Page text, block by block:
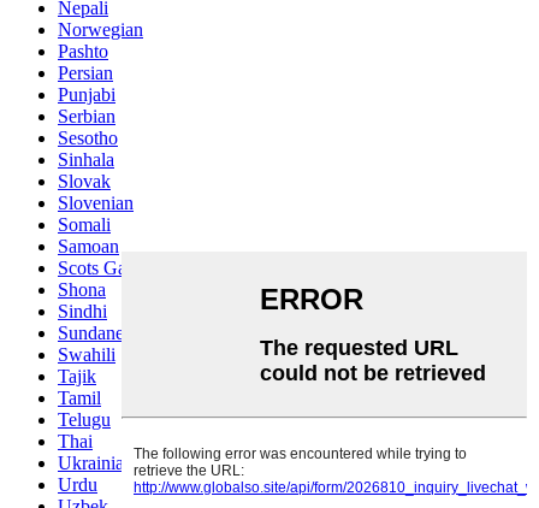
Nepali
Norwegian
Pashto
Persian
Punjabi
Serbian
Sesotho
Sinhala
Slovak
Slovenian
Somali
Samoan
Scots Gaelic
Shona
Sindhi
Sundanese
Swahili
Tajik
Tamil
Telugu
Thai
Ukrainian
Urdu